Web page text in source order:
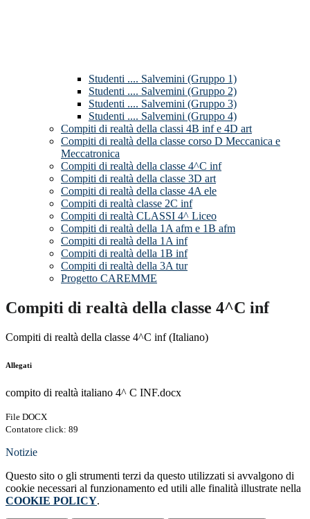
Studenti .... Salvemini (Gruppo 1)
Studenti .... Salvemini (Gruppo 2)
Studenti .... Salvemini (Gruppo 3)
Studenti .... Salvemini (Gruppo 4)
Compiti di realtà della classi 4B inf e 4D art
Compiti di realtà della classe corso D Meccanica e
Meccatronica
Compiti di realtà della classe 4^C inf
Compiti di realtà della classe 3D art
Compiti di realtà della classe 4A ele
Compiti di realtà classe 2C inf
Compiti di realtà CLASSI 4^ Liceo
Compiti di realtà della 1A afm e 1B afm
Compiti di realtà della 1A inf
Compiti di realtà della 1B inf
Compiti di realtà della 3A tur
Progetto CAREMME
Compiti di realtà della classe 4^C inf
Compiti di realtà della classe 4^C inf (Italiano)
Allegati
compito di realtà italiano 4^ C INF.docx
File DOCX
Contatore click: 89
Notizie
Questo sito o gli strumenti terzi da questo utilizzati si avvalgono di
cookie necessari al funzionamento ed utili alle finalità illustrate nella
COOKIE POLICY.